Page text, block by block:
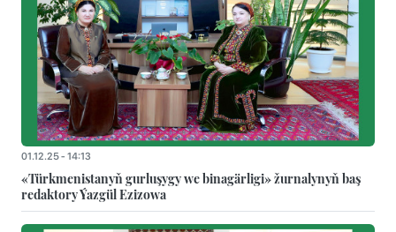
01.12.25 - 14:13
«Türkmenistanyň gurluşygy we binagärligi» žurnalynyň baş
redaktory Ýazgül Ezizowa